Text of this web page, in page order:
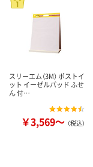
スリーエム（3M） ポストイ
ット イーゼルパッド ふせ
ん 付…
￥3,569～ （税込）